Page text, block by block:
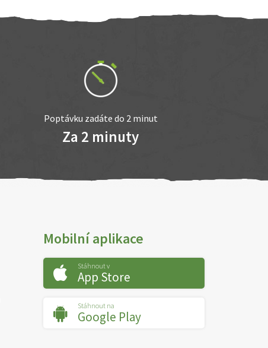
Poptávku zadáte do 2 minut
Za 2 minuty
Mobilní aplikace
Stáhnout v
App Store
Stáhnout na
Google Play